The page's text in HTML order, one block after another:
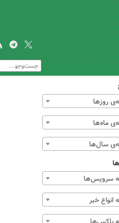
روزها
ماه‌ها
سال‌ها
سرویس‌ها
انواع خبر